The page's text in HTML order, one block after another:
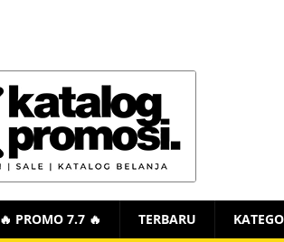
🔥 PROMO 7.7 🔥 TERBARU